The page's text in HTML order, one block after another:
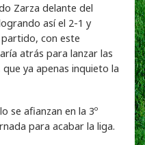
Zarza delante del
así el 2-1 y
con este
atrás para lanzar las
ya apenas inquieto la
se afianzan en la 3º
para acabar la liga.